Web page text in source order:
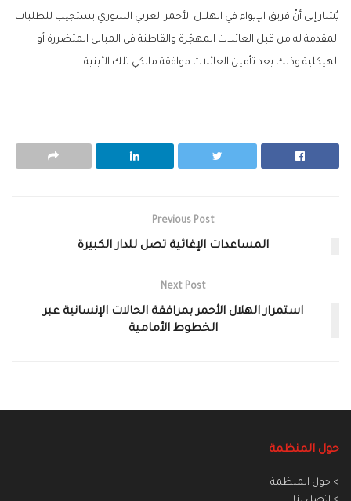
يُشار إلى أنّ فريق الإيواء في الهلال الأحمر العربي السوري يستجيب للطلبات
المقدمة له من قبل العائلات المهجّرة والقاطنة في المباني المتضررة أو
الهيكلية وذلك بعد تأمين العائلات موافقة مالكي تلك الأبنية.
Previous Post
المساعدات الإغاثية تصل للدار الكبيرة
Next Post
استمرار الهلال الأحمر بمرافقة الحالات الإنسانية عبر
الخطوط الأمامية
حول المنظمة
> حول المنظمة